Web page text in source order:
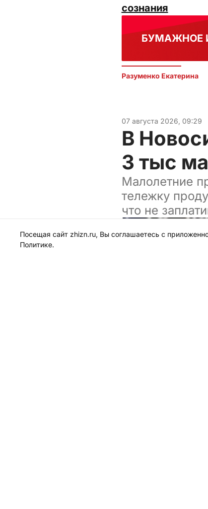
сознания
БУМАЖНОЕ
Разуменко Екатерина
07 августа 2026, 09:29
В
3 тыс
Малолетние
тележку
что не
Посещая сайт zhizn.ru, Вы соглашаетесь с
Политике.